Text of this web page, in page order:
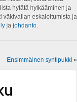
hylätä hylkääminen ja
väkivallan eskaloitumista ja
ja johdanto.
Ensimmäinen syntipukki »